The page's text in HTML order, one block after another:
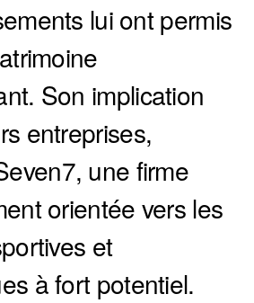
lui ont permis
Son implication
entreprises,
une firme
orientée vers les
et
à fort potentiel.